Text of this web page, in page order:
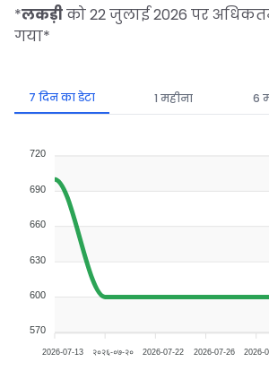
*लकड़ीको 22 जुलाई 2026 पर
गया*
7 दिन का डेटा 1 महीना 6
720
690
660
630
600
570
2026-07-13 २०२६-०७-२० 2026-07-22 2026-07-26 2026-